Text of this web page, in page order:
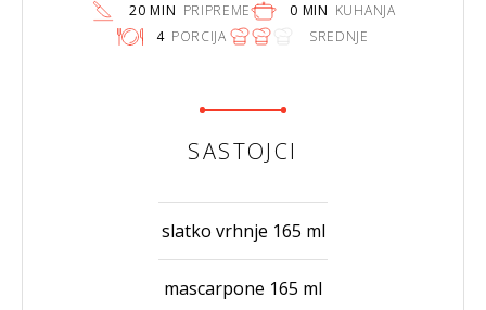
20 MIN PRIPREME 0 MIN KUHANJA
4 PORCIJA SREDNJE
SASTOJCI
slatko vrhnje 165 ml
mascarpone 165 ml